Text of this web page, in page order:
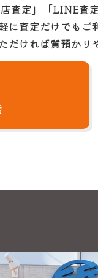
査定」「LINE査
査定だけでもご
だければ質預かり